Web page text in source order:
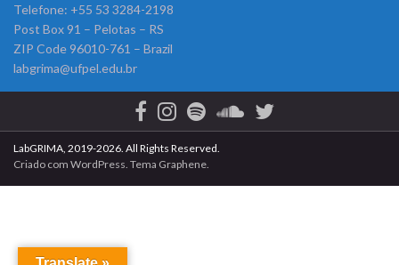
Telefone: +55 53 3284-2198
Post Box 91 – Pelotas – RS
ZIP Code 96010-761 – Brazil
labgrima@ufpel.edu.br
LabGRIMA, 2019-2026. All Rights Reserved.
Criado com WordPress . Tema Graphene